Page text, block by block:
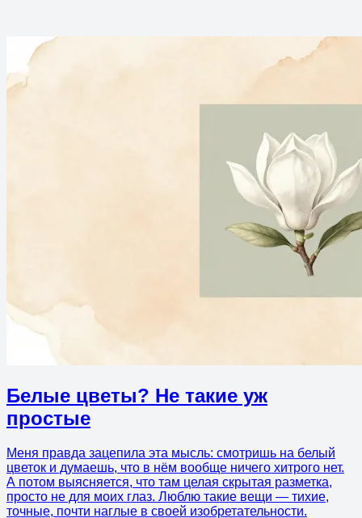
Белые цветы? Не такие уж
простые
Меня правда зацепила эта мысль: смотришь на белый
цветок и думаешь, что в нём вообще ничего хитрого нет.
А потом выясняется, что там целая скрытая разметка,
просто не для моих глаз. Люблю такие вещи — тихие,
точные, почти наглые в своей изобретательности.